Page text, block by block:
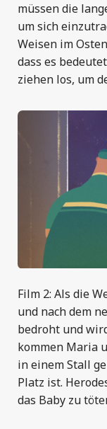
müssen die
um sich
Weisen im
dass es
ziehen los, um
Film 2: Als die
und nach dem
bedroht und
kommen Maria
in einem Stall
Platz ist.
das Baby zu